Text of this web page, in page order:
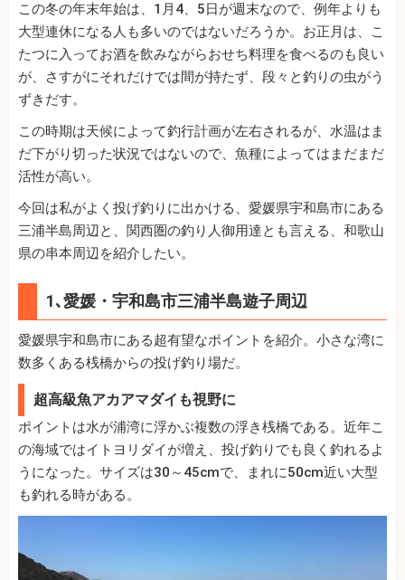
この冬の年末年始は、1月4、5日が週末なので、例年よりも
大型連休になる人も多いのではないだろうか。お正月は、こ
たつに入ってお酒を飲みながらおせち料理を食べるのも良い
が、さすがにそれだけでは間が持たず、段々と釣りの虫がう
ずきだす。
この時期は天候によって釣行計画が左右されるが、水温はま
だ下がり切った状況ではないので、魚種によってはまだまだ
活性が高い。
今回は私がよく投げ釣りに出かける、愛媛県宇和島市にある
三浦半島周辺と、関西圏の釣り人御用達とも言える、和歌山
県の串本周辺を紹介したい。
1､愛媛・宇和島市三浦半島遊子周辺
愛媛県宇和島市にある超有望なポイントを紹介。小さな湾に
数多くある桟橋からの投げ釣り場だ。
超高級魚アカアマダイも視野に
ポイントは水が浦湾に浮かぶ複数の浮き桟橋である。近年こ
の海域ではイトヨリダイが増え、投げ釣りでも良く釣れるよ
うになった。サイズは30～45cmで、まれに50cm近い大型
も釣れる時がある。